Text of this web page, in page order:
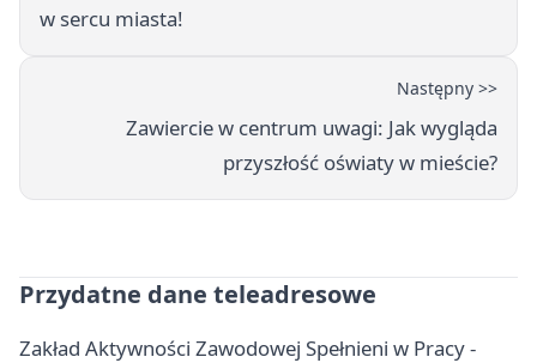
w sercu miasta!
Następny >>
Zawiercie w centrum uwagi: Jak wygląda
przyszłość oświaty w mieście?
Przydatne dane teleadresowe
Zakład Aktywności Zawodowej Spełnieni w Pracy -